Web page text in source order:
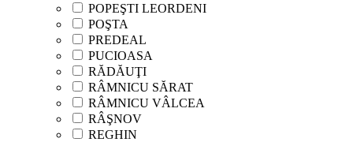
POPEŞTI LEORDENI
POŞTA
PREDEAL
PUCIOASA
RĂDĂUŢI
RÂMNICU SĂRAT
RÂMNICU VÂLCEA
RÂŞNOV
REGHIN